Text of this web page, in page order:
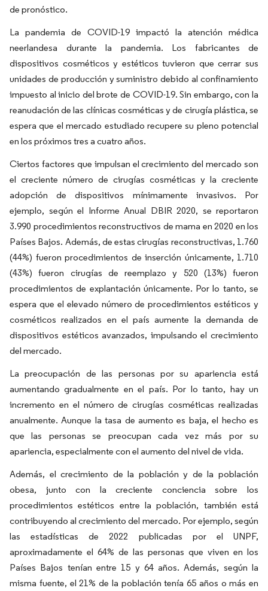
de pronóstico.
La pandemia de COVID-19 impactó la atención médica
neerlandesa durante la pandemia. Los fabricantes de
dispositivos cosméticos y estéticos tuvieron que cerrar sus
unidades de producción y suministro debido al confinamiento
impuesto al inicio del brote de COVID-19. Sin embargo, con la
reanudación de las clínicas cosméticas y de cirugía plástica, se
espera que el mercado estudiado recupere su pleno potencial
en los próximos tres a cuatro años.
Ciertos factores que impulsan el crecimiento del mercado son
el creciente número de cirugías cosméticas y la creciente
adopción de dispositivos mínimamente invasivos. Por
ejemplo, según el Informe Anual DBIR 2020, se reportaron
3.990 procedimientos reconstructivos de mama en 2020 en los
Países Bajos. Además, de estas cirugías reconstructivas, 1.760
(44%) fueron procedimientos de inserción únicamente, 1.710
(43%) fueron cirugías de reemplazo y 520 (13%) fueron
procedimientos de explantación únicamente. Por lo tanto, se
espera que el elevado número de procedimientos estéticos y
cosméticos realizados en el país aumente la demanda de
dispositivos estéticos avanzados, impulsando el crecimiento
del mercado.
La preocupación de las personas por su apariencia está
aumentando gradualmente en el país. Por lo tanto, hay un
incremento en el número de cirugías cosméticas realizadas
anualmente. Aunque la tasa de aumento es baja, el hecho es
que las personas se preocupan cada vez más por su
apariencia, especialmente con el aumento del nivel de vida.
Además, el crecimiento de la población y de la población
obesa, junto con la creciente conciencia sobre los
procedimientos estéticos entre la población, también está
contribuyendo al crecimiento del mercado. Por ejemplo, según
las estadísticas de 2022 publicadas por el UNPF,
aproximadamente el 64% de las personas que viven en los
Países Bajos tenían entre 15 y 64 años. Además, según la
misma fuente, el 21% de la población tenía 65 años o más en